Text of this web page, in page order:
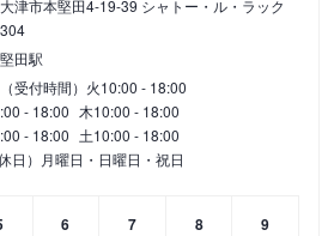
大津市本堅田4-19-39 シャトー・ル・ラック
304
堅田駅
（受付時間） 火10:00 - 18:00
- 18:00 木10:00 - 18:00
- 18:00 土10:00 - 18:00
休日）月曜日・日曜日・祝日
6
7
8
9